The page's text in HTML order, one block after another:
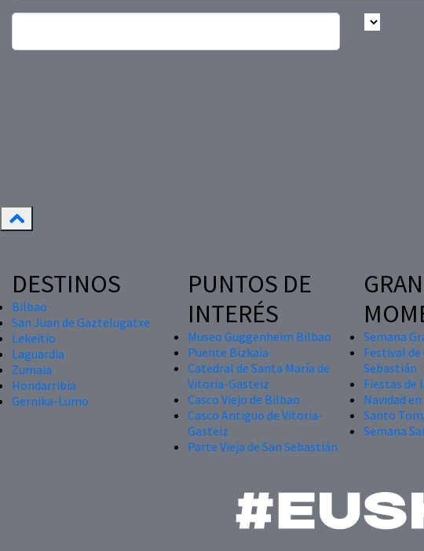
DESTINOS
Bilbao
San Juan de Gaztelugatxe
Lekeitio
Laguardia
Zumaia
Hondarribia
Gernika-Lumo
PUNTOS DE
INTERÉS
Museo Guggenheim Bilbao
Puente Bizkaia
Catedral de Santa María de
Vitoria-Gasteiz
Casco Viejo de Bilbao
Casco Antiguo de Vitoria-
Gasteiz
Parte Vieja de San Sebastián
Semana
Festival de
Sebastián
Fiestas de
Navidad
Santo
Semana